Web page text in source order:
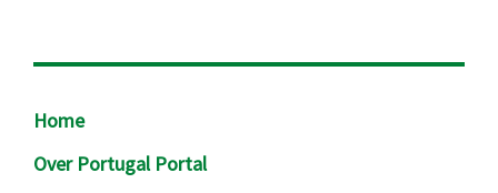
Footer
Home
Over Portugal Portal